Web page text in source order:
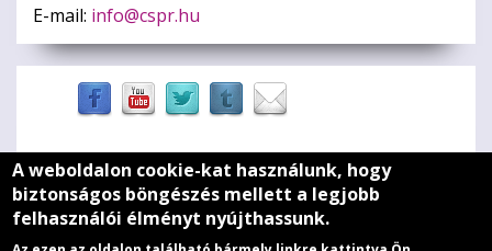
E-mail: info@cspr.hu
Zöld szív
Médiaajánlat
A weboldalon cookie-kat használunk, hogy
biztonságos böngészés mellett a legjobb
felhasználói élményt nyújthassunk.